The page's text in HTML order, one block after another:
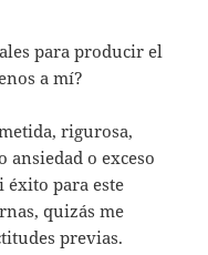
para producir el
a mí?
rigurosa,
ansiedad o exceso
éxito para este
quizás me
previas.